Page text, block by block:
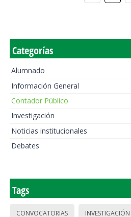
Categorías
Alumnado
Información General
Contador Público
Investigación
Noticias institucionales
Debates
Tags
CONVOCATORIAS INVESTIGACIÓN